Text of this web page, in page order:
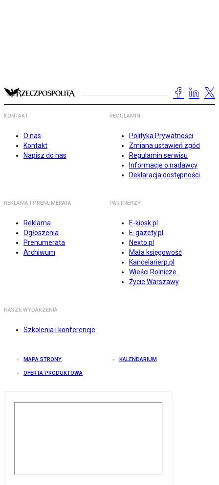
KONTAKT
O nas
Kontakt
Napisz do nas
REGULAMIN
Polityka Prywatności
Zmiana ustawień zgód
Regulamin serwisu
Informacje o nadawcy
Deklaracja dostępności
REKLAMA I PRENUMERATA
Reklama
Ogłoszenia
Prenumerata
Archiwum
PARTNERZY
E-kiosk.pl
E-gazety.pl
Nexto.pl
Mała księgowość
Kancelarierp.pl
Wieści Rolnicze
Życie Warszawy
NASZE WYDARZENIA
Szkolenia i konferencje
MAPA STRONY KALENDARIUM
OFERTA PRODUKTOWA